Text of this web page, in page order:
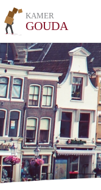
KAMER
GOUDA